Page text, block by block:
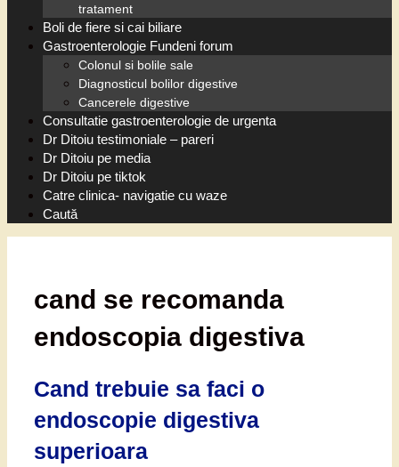
tratament
Boli de fiere si cai biliare
Gastroenterologie Fundeni forum
Colonul si bolile sale
Diagnosticul bolilor digestive
Cancerele digestive
Consultatie gastroenterologie de urgenta
Dr Ditoiu testimoniale – pareri
Dr Ditoiu pe media
Dr Ditoiu pe tiktok
Catre clinica- navigatie cu waze
Caută
cand se recomanda
endoscopia digestiva
Cand trebuie sa faci o
endoscopie digestiva
superioara